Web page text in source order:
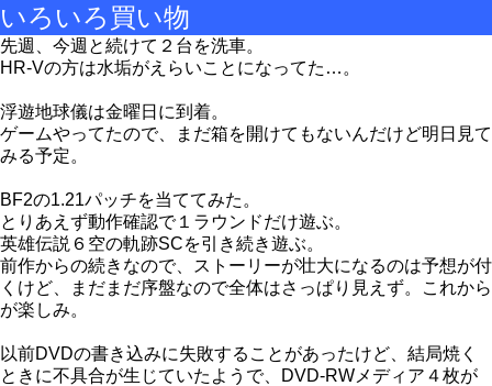
いろいろ買い物
先週、今週と続けて２台を洗車。
HR-Vの方は水垢がえらいことになってた…。
浮遊地球儀は金曜日に到着。
ゲームやってたので、まだ箱を開けてもないんだけど明日見て
みる予定。
BF2の1.21パッチを当ててみた。
とりあえず動作確認で１ラウンドだけ遊ぶ。
英雄伝説６空の軌跡SCを引き続き遊ぶ。
前作からの続きなので、ストーリーが壮大になるのは予想が付
くけど、まだまだ序盤なので全体はさっぱり見えず。これから
が楽しみ。
以前DVDの書き込みに失敗することがあったけど、結局焼く
ときに不具合が生じていたようで、DVD-RWメディア４枚が